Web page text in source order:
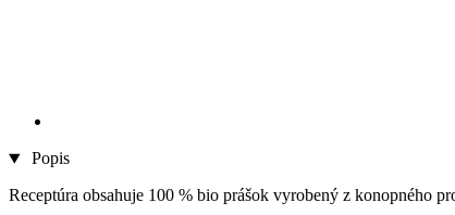
Popis
Receptúra obsahuje 100 % bio prášok vyrobený z konopného